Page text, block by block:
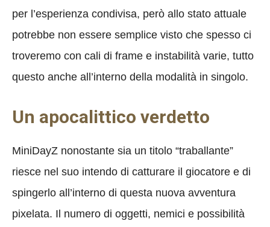
per l’esperienza condivisa, però allo stato attuale
potrebbe non essere semplice visto che spesso ci
troveremo con cali di frame e instabilità varie, tutto
questo anche all’interno della modalità in singolo.
Un apocalittico verdetto
MiniDayZ nonostante sia un titolo “traballante”
riesce nel suo intendo di catturare il giocatore e di
spingerlo all’interno di questa nuova avventura
pixelata. Il numero di oggetti, nemici e possibilità